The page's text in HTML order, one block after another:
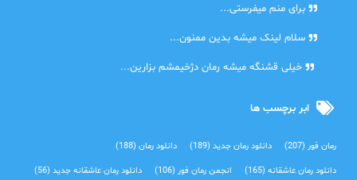
برای منم میفرستی...
سلام لینک میشه بدین ممنون...
خیلی قشنگه میشه رمان دژخیمشم بزارین...
ابر برچسب ها
رمان فور(207) دانلود رمان جدید(189) دانلود رمان(188)
دانلود رمان عاشقانه(165) انجمن رمان فور(106) دانلود رمان عاشقانه جدید(56)